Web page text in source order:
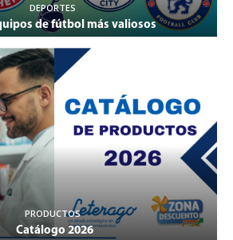
DEPORTES
de fútbol más valiosos
PRODUCTOS
Catálogo 2026